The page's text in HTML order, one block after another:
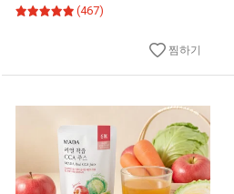
(467)
찜하기